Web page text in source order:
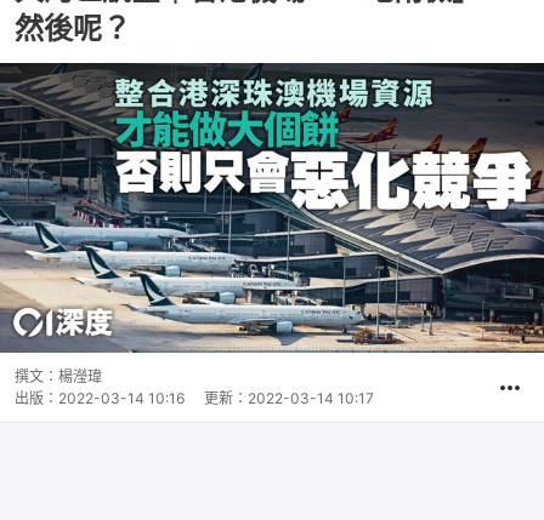
然後呢？
撰文： 楊瀅瑋
出版： 2022-03-14 10:16 更新： 2022-03-14 10:17